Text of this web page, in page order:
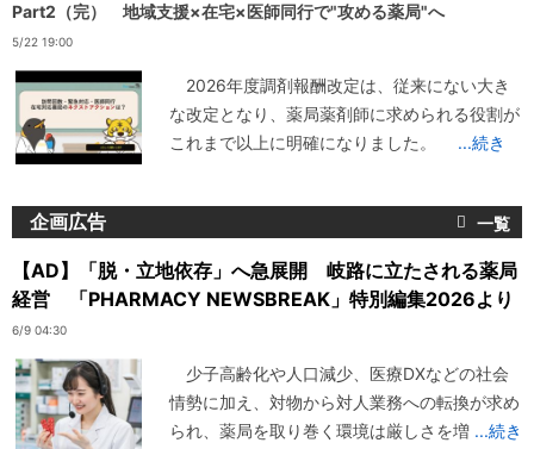
Part2（完） 地域支援×在宅×医師同行で"攻める薬局"へ
5/22 19:00
2026年度調剤報酬改定は、従来にない大き
な改定となり、薬局薬剤師に求められる役割が
これまで以上に明確になりました。
...続き
企画広告
【AD】「脱・立地依存」へ急展開 岐路に立たされる薬局
経営 「PHARMACY NEWSBREAK」特別編集2026より
6/9 04:30
少子高齢化や人口減少、医療DXなどの社会
情勢に加え、対物から対人業務への転換が求め
られ、薬局を取り巻く環境は厳しさを増 ...続き